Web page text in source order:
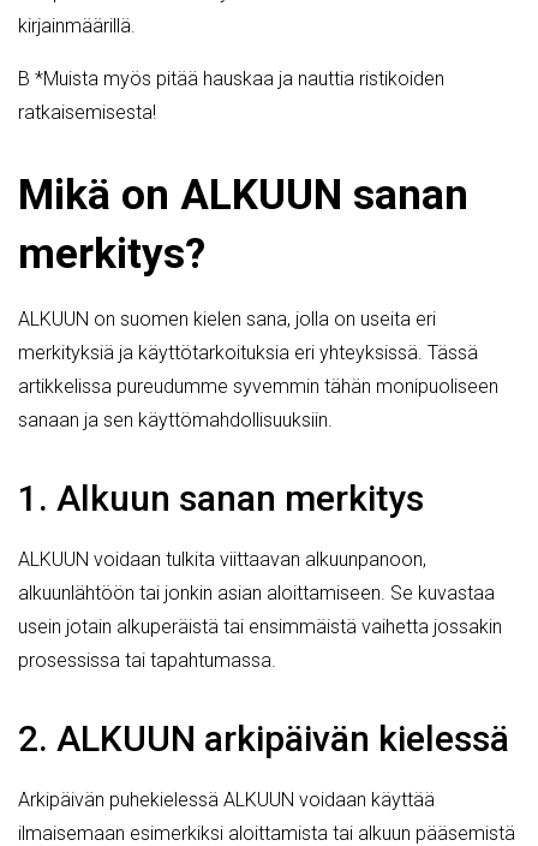
kirjainmäärillä.
B *Muista myös pitää hauskaa ja nauttia ristikoiden
ratkaisemisesta!
Mikä on ALKUUN sanan
merkitys?
ALKUUN on suomen kielen sana, jolla on useita eri
merkityksiä ja käyttötarkoituksia eri yhteyksissä. Tässä
artikkelissa pureudumme syvemmin tähän monipuoliseen
sanaan ja sen käyttömahdollisuuksiin.
1. Alkuun sanan merkitys
ALKUUN voidaan tulkita viittaavan alkuunpanoon,
alkuunlähtöön tai jonkin asian aloittamiseen. Se kuvastaa
usein jotain alkuperäistä tai ensimmäistä vaihetta jossakin
prosessissa tai tapahtumassa.
2. ALKUUN arkipäivän kielessä
Arkipäivän puhekielessä ALKUUN voidaan käyttää
ilmaisemaan esimerkiksi aloittamista tai alkuun pääsemistä